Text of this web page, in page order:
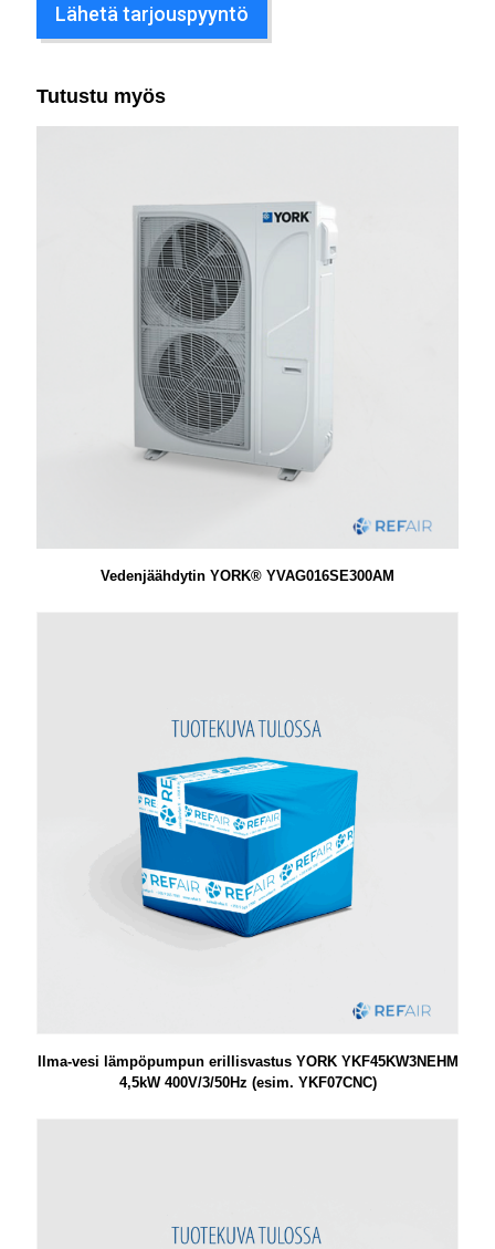
Lähetä tarjouspyyntö
Tutustu myös
Vedenjäähdytin YORK® YVAG016SE300AM
Ilma-vesi lämpöpumpun erillisvastus YORK YKF45KW3NEHM
4,5kW 400V/3/50Hz (esim. YKF07CNC)